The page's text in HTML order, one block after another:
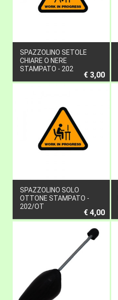
SPAZZOLINO SETOLE
CHIARE O NERE
STAMPATO - 202
€ 3,00
SPAZZOLINO SOLO
OTTONE STAMPATO -
202/OT
€ 4,00